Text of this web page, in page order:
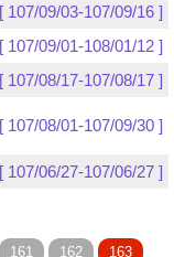
[ 107/09/03-107/09/16 ]
[ 107/09/01-108/01/12 ]
[ 107/08/17-107/08/17 ]
[ 107/08/01-107/09/30 ]
[ 107/06/27-107/06/27 ]